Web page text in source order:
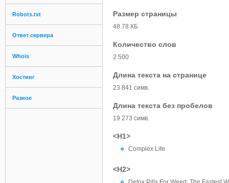
Robots.txt
Ответ сервера
Whois
Хостинг
Разное
Размер страницы
48.78 КБ
Количество слов
2 500
Длина текста на странице
23 841 симв.
Длина текста без пробелов
19 273 симв.
<H1>
Complex Life
<H2>